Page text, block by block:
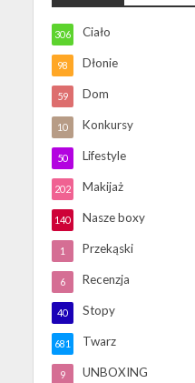
Ciało
306
Dłonie
98
Dom
59
Konkursy
10
Lifestyle
50
Makijaż
202
Nasze boxy
140
Przekąski
1
Recenzja
6
Stopy
40
Twarz
681
UNBOXING
9